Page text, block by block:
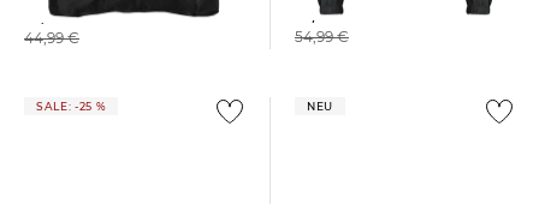
35,65 €
44,99 €
33,45 €
54,99 €
SALE: -25 % NEU